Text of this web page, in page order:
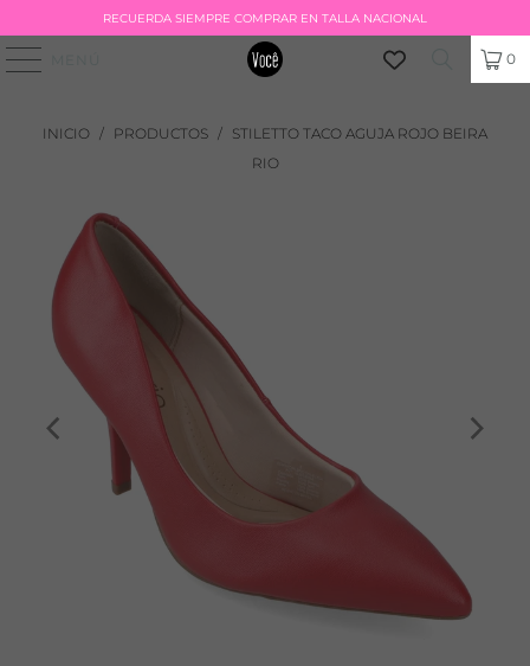
RECUERDA SIEMPRE COMPRAR EN TALLA NACIONAL
0
INICIO / PRODUCTOS / STILETTO TACO AGUJA ROJO BEIRA
RIO